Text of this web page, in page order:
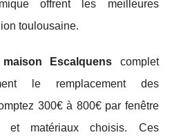
offrent les meilleures
toulousaine.
Escalquens complet
le remplacement des
300€ à 800€ par fenêtre
et matériaux choisis. Ces